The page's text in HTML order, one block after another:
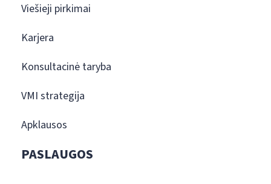
Viešieji pirkimai
Karjera
Konsultacinė taryba
VMI strategija
Apklausos
PASLAUGOS